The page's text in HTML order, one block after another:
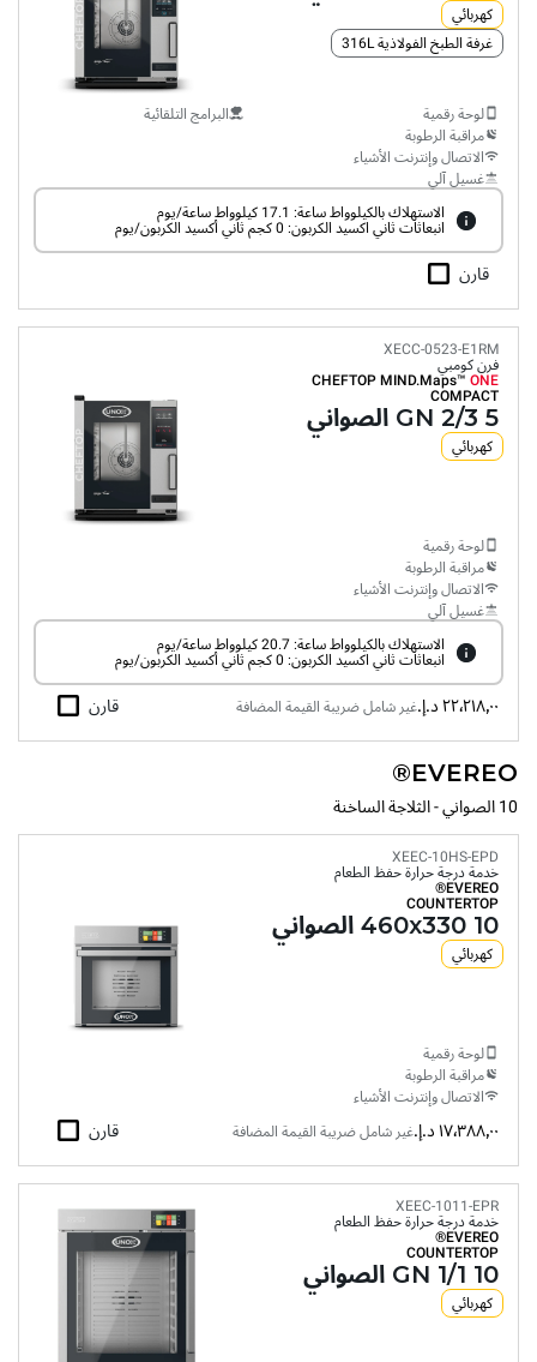
كهربائي
غرفة الطبخ الفولاذية 316L
لوحة رقمية
مراقبة الرطوبة
الاتصال وإنترنت الأشياء
غسيل آلي
البرامج التلقائية
الاستهلاك بالكيلوواط ساعة: 17.1 كيلوواط ساعة/يوم
انبعاثات ثاني اكسيد الكربون: 0 كجم ثاني أكسيد الكربون/يوم
قارن
XECC-0523-E1RM
فرن كومبي
CHEFTOP MIND.Maps™ ONE
COMPACT
5 GN 2/3 الصواني
كهربائي
لوحة رقمية
مراقبة الرطوبة
الاتصال وإنترنت الأشياء
غسيل آلي
الاستهلاك بالكيلوواط ساعة: 20.7 كيلوواط ساعة/يوم
انبعاثات ثاني اكسيد الكربون: 0 كجم ثاني أكسيد الكربون/يوم
٢٢٬٢١٨٫٠٠ د.إ.‏ غير شامل ضريبة القيمة المضافة قارن
EVEREO®
10 الصواني - الثلاجة الساخنة
XEEC-10HS-EPD
خدمة درجة حرارة حفظ الطعام
EVEREO®
COUNTERTOP
10 460x330 الصواني
كهربائي
لوحة رقمية
مراقبة الرطوبة
الاتصال وإنترنت الأشياء
١٧٬٣٨٨٫٠٠ د.إ.‏ غير شامل ضريبة القيمة المضافة قارن
XEEC-1011-EPR
خدمة درجة حرارة حفظ الطعام
EVEREO®
COUNTERTOP
10 GN 1/1 الصواني
كهربائي